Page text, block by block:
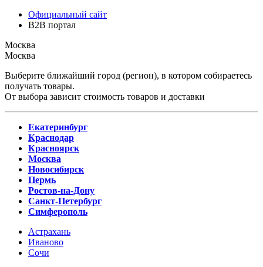
Официальный сайт
B2B портал
Москва
Москва
Выберите ближайший город (регион), в котором собираетесь
получать товары.
От выбора зависит стоимость товаров и доставки
Екатеринбург
Краснодар
Красноярск
Москва
Новосибирск
Пермь
Ростов-на-Дону
Санкт-Петербург
Симферополь
Астрахань
Иваново
Сочи